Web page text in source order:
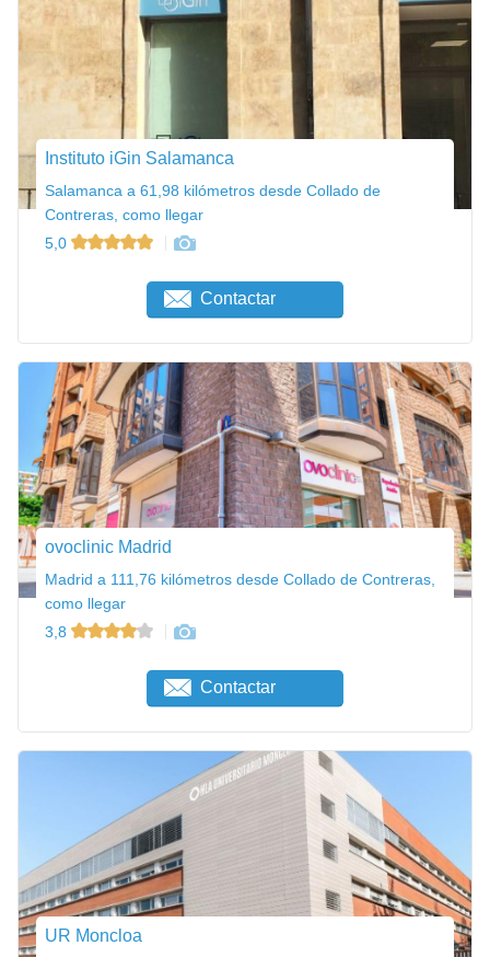
Instituto iGin Salamanca
Salamanca a 61,98 kilómetros desde Collado de
Contreras, como llegar
5,0
Contactar
ovoclinic Madrid
Madrid a 111,76 kilómetros desde Collado de Contreras,
como llegar
3,8
Contactar
UR Moncloa